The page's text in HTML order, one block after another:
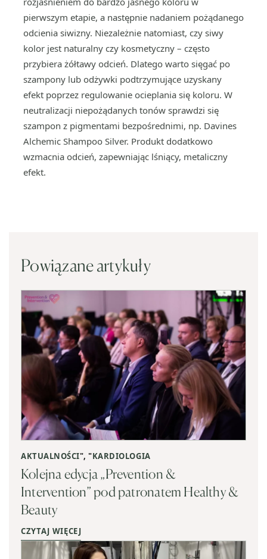
pierwszym etapie, a następnie nadaniem pożądanego
odcienia siwizny. Niezależnie natomiast, czy siwy
kolor jest naturalny czy kosmetyczny – często
przybiera żółtawy odcień. Dlatego warto sięgać po
szampony lub odżywki podtrzymujące uzyskany
efekt poprzez regulowanie ocieplania się koloru. W
neutralizacji niepożądanych tonów sprawdzi się
szampon z pigmentami bezpośrednimi, np. Davines
Alchemic Shampoo Silver. Produkt dodatkowo
wzmacnia odcień, zapewniając lśniący, metaliczny
efekt.
Powiązane artykuły
AKTUALNOŚCI", "KARDIOLOGIA
Kolejna edycja „Prevention &
Intervention” pod patronatem Healthy &
Beauty
CZYTAJ WIĘCEJ